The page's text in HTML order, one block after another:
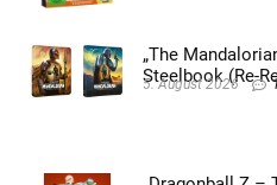
„The
Steelbook (Re-
5. August 2026